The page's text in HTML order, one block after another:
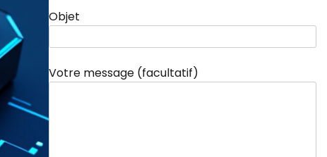
Objet
Votre message (facultatif)